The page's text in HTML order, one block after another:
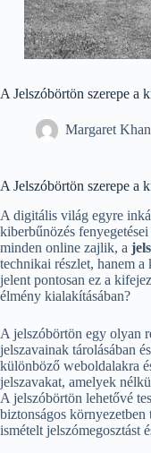
A Jelszóbörtön szerepe a
Margaret Khan
A Jelszóbörtön szerepe a
A digitális világ egyre
kiberbűnözés
minden online zajlik, a
technikai részlet, hanem
jelent pontosan ez a
élmény kialakításában?
A jelszóbörtön egy olyan
jelszavainak tárolásában
különböző weboldalakra
jelszavakat, amelyek
A jelszóbörtön lehetővé
biztonságos
ismételt jelszómegosztást